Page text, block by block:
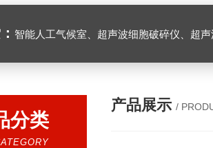
智能人工气候室、超声波细胞破碎仪、超
分类
产品展示 /